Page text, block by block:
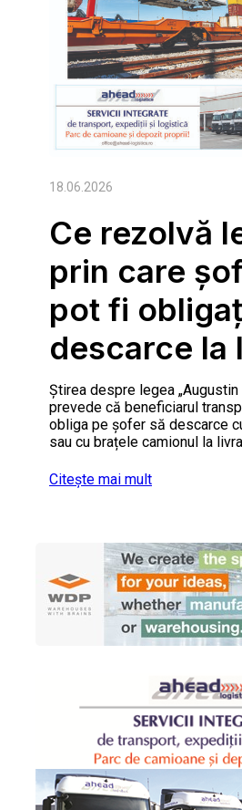
18.06.2026
Ce rezolvă
prin care
pot fi
descarce la
Ştirea despre legea „Augustin
prevede că beneficiarul
obliga pe șofer să descarce
sau cu brațele camionul la
Citește mai mult